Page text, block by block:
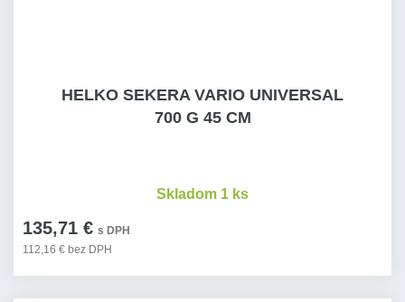
HELKO SEKERA VARIO UNIVERSAL
700 G 45 CM
135,71 € s DPH
112,16 € bez DPH
Skladom 1 ks